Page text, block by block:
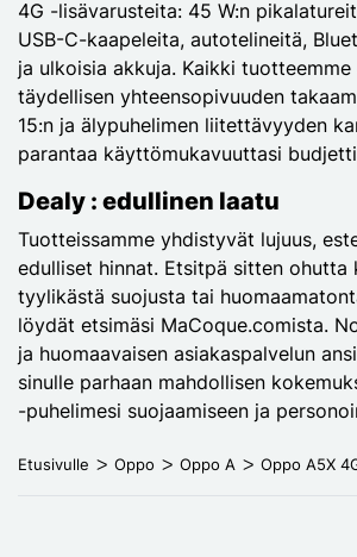
4G -lisävarusteita: 45 W:n
USB-C-kaapeleita, autotelineitä,
ja ulkoisia akkuja. Kaikki
täydellisen yhteensopivuuden
15:n ja älypuhelimen liitettävyyden
parantaa käyttömukavuuttasi
Dealy : edullinen laatu
Tuotteissamme yhdistyvät lujuus,
edulliset hinnat. Etsitpä sitten ohutta
tyylikästä suojusta tai
löydät etsimäsi MaCoque.comista.
ja huomaavaisen asiakaspalvelun
sinulle parhaan mahdollisen
-puhelimesi suojaamiseen ja
Etusivulle Oppo Oppo A Oppo A5X